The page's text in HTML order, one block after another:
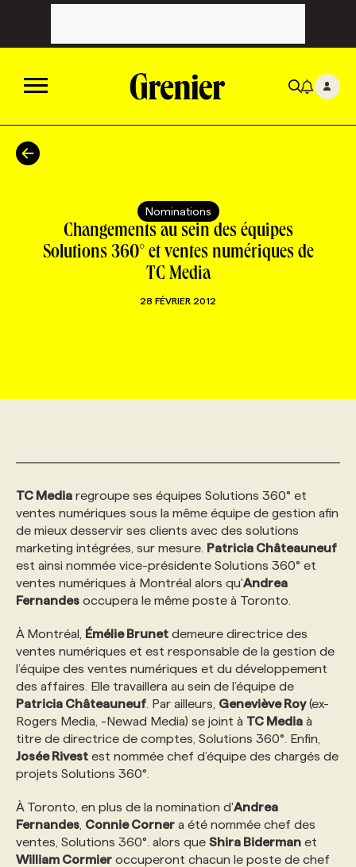
ACTUALITÉS
CATÉGORIES
TOUTES LES CATÉGORIES
CAMPAGNES ET CRÉATIVITÉ
NOUVEAUX MANDATS
INITIATIVES NUMÉRIQUES
PRIX ET DISTINCTIONS
TENDANCES
CHRONIQUES
TOUTES LES CHRONIQUES
MARKETING ET COMMUNICATION
MARKETING DURABLE
GEO/SEO
ÉVÉNEMENTIEL
NOS AUTEUR‧RICES
FORFAITS ABONNEMENT
VOIR TOUTES LES PARUTIONS
INFOLETTRES
INFOLETTRE EN BREF
BULLETIN RECRUTEMENT
ANNONCEZ AVEC NOUS
AFFICHEZ UN POSTE / TARIFS
PROFIL ENTREPRISE
FAQ
ANNONCEZ AVEC NOUS
CANDIDAT
PROFIL CANDIDAT
NOS CONFÉRENCES
ANNONCEZ AVEC NOUS
FORMATIONS
NOS PARCOURS DE FORMATIONS
FORMATIONS PERSONNALISÉES
NOS FORMATEUR‧RICES
POURQUOI CHOISIR NOS FORMATIONS
NOS TARIFS
PROGRAMMES DE SUBVENTIONS
ANNONCEZ AVEC NOUS
SERVICE DE CHASSE DE TÊTE
NOS TARIFS
NOS EXPERTISES
FAQ
ANNONCEZ AVEC NOUS
Nominations
Changements au sein des équipes
Solutions 360° et ventes numériques de
TC Media
28 FÉVRIER 2012
TC Media regroupe ses équipes Solutions 360° et
ventes numériques sous la même équipe de gestion afin
de mieux desservir ses clients avec des solutions
marketing intégrées, sur mesure. Patricia Châteauneuf
est ainsi nommée vice-présidente Solutions 360° et
ventes numériques à Montréal alors qu'Andrea
Fernandes occupera le même poste à Toronto.
À Montréal, Émélie Brunet demeure directrice des
ventes numériques et est responsable de la gestion de
l’équipe des ventes numériques et du développement
des affaires. Elle travaillera au sein de l’équipe de
Patricia Châteauneuf . Par ailleurs, Geneviève Roy(ex-
Rogers Media, -Newad Media) se joint à TC Media à
titre de directrice de comptes, Solutions 360°. Enfin,
Josée Rivest est nommée chef d’équipe des chargés de
projets Solutions 360°.
À Toronto, en plus de la nomination d'Andrea
Fernandes Connie Corner a été nommée chef des
ventes, Solutions 360°. alors que Shira Biderman et
William Cormier occuperont chacun le poste de chef